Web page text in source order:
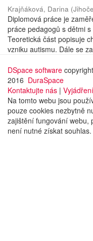
Krajňáková, Darina (
Diplomová práce je
práce pedagogů s dětmi
Teoretická část popisuje
vzniku autismu. Dále se
DSpace software
2016 DuraSpace
Kontaktujte nás |
Na tomto webu jsou
pouze cookies nezbytně
zajištění fungování webu,
není nutné získat souhlas.